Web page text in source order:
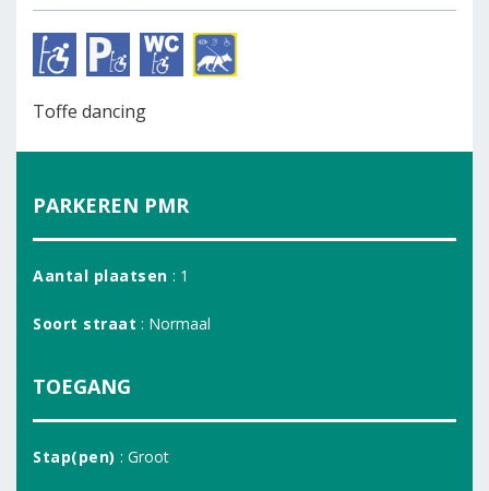
Toffe dancing
PARKEREN PMR
Aantal plaatsen : 1
Soort straat : Normaal
TOEGANG
Stap(pen) : Groot